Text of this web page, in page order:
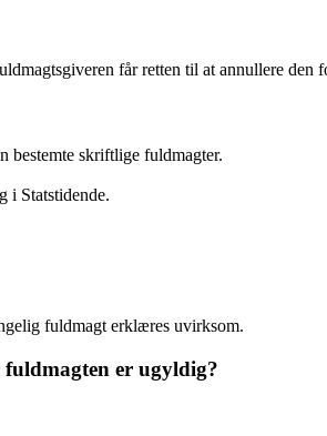
får retten til at annullere den
bestemte skriftlige fuldmagter.
i Statstidende.
fuldmagt erklæres uvirksom.
er ugyldig?